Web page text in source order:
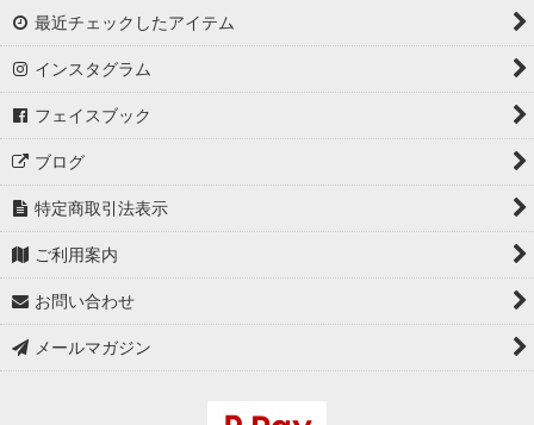
最近チェックしたアイテム
インスタグラム
フェイスブック
ブログ
特定商取引法表示
ご利用案内
お問い合わせ
メールマガジン